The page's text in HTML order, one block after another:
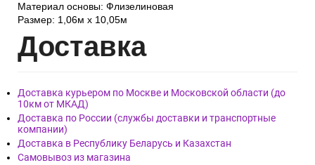
Материал основы: Флизелиновая
Размер: 1,06м х 10,05м
Доставка
Доставка курьером по Москве и Московской области (до
10км от МКАД)
Доставка по России (службы доставки и транспортные
компании)
Доставка в Республику Беларусь и Казахстан
Самовывоз из магазина